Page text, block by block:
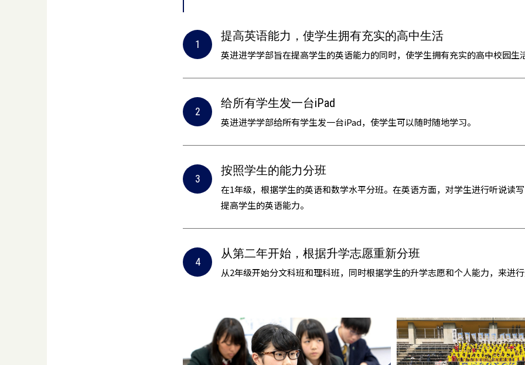
提高英语能力，使学生拥有充实的高中生活
英进进学学部旨在提高学生的英语能力的同时，使学生拥有充实的高中校园生
给所有学生发一台iPad
英进进学学部给所有学生发一台iPad，使学生可以随时随地学习。
按照学生的能力分班
在1年级，根据学生的英语和数学水平分班。在英语方面，对学生进行听说读
提高学生的英语能力。
从第二年开始，根据升学志愿重新分班
从2年级开始分文科班和理科班，同时根据学生的升学志愿和个人能力，来进